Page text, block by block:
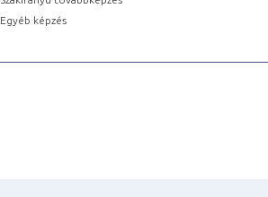
Egyéb képzés